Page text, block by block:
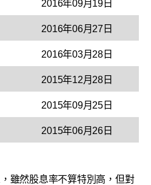
2016年09月19日
2016年06月27日
2016年03月28日
2015年12月28日
2015年09月25日
2015年06月26日
雖然股息率不算特別高，但對